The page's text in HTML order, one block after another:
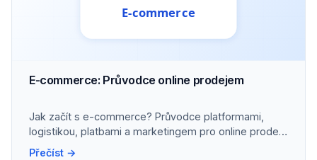
E-commerce: Průvodce online prodejem
Jak začít s e-commerce? Průvodce platformami,
logistikou, platbami a marketingem pro online prodej
v ČR..
Přečíst →